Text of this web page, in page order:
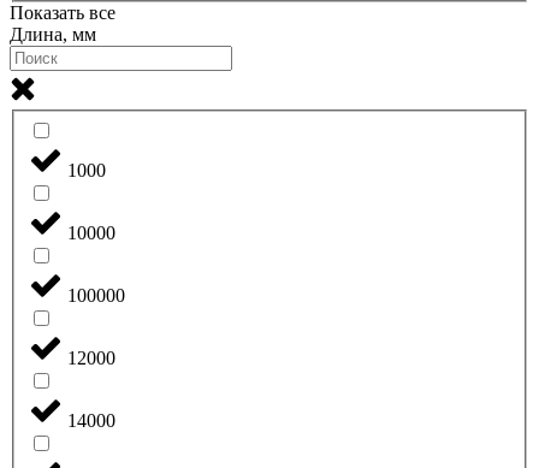
Показать все
Длина, мм
1000
10000
100000
12000
14000